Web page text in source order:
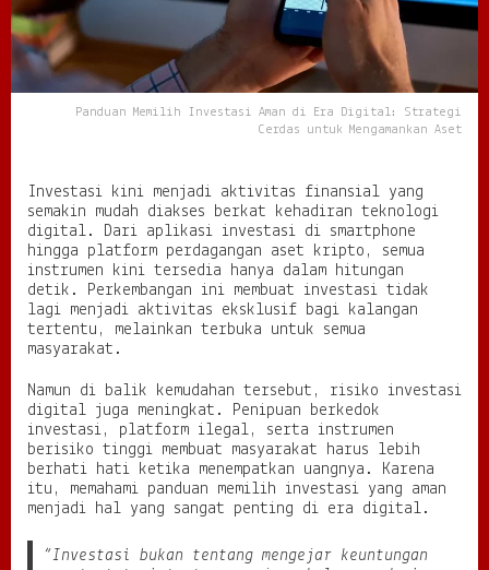
A
m
a
n
r
a
D
i
g
i
t
a
S
t
r
a
t
e
g
Panduan Memilih Investasi Aman di Era Digital: Strategi
Cerdas untuk Mengamankan Aset
Investasi kini menjadi aktivitas finansial yang
semakin mudah diakses berkat kehadiran teknologi
digital. Dari aplikasi investasi di smartphone
hingga platform perdagangan aset kripto, semua
instrumen kini tersedia hanya dalam hitungan
detik. Perkembangan ini membuat investasi tidak
lagi menjadi aktivitas eksklusif bagi kalangan
tertentu, melainkan terbuka untuk semua
masyarakat.
Namun di balik kemudahan tersebut, risiko investasi
digital juga meningkat. Penipuan berkedok
investasi, platform ilegal, serta instrumen
berisiko tinggi membuat masyarakat harus lebih
berhati hati ketika menempatkan uangnya. Karena
itu, memahami panduan memilih investasi yang aman
menjadi hal yang sangat penting di era digital.
“Investasi bukan tentang mengejar keuntungan